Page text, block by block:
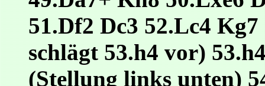
51.Df2 Dc3 52.Lc4
schlägt 53.h4 vor)
(Stellung links unten)